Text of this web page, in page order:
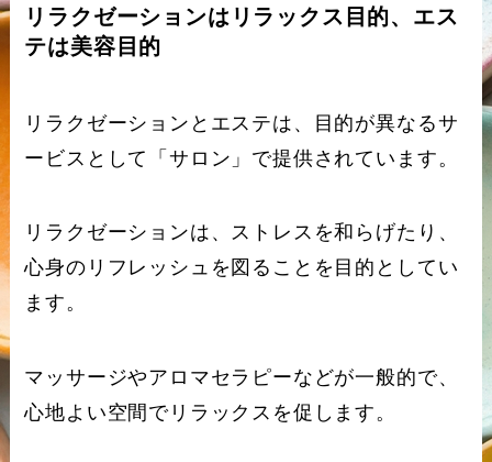
リラクゼーションはリラックス目的、エス
テは美容目的
リラクゼーションとエステは、目的が異なるサ
ービスとして「サロン」で提供されています。
リラクゼーションは、ストレスを和らげたり、
心身のリフレッシュを図ることを目的としてい
ます。
マッサージやアロマセラピーなどが一般的で、
心地よい空間でリラックスを促します。